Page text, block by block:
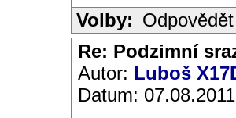
Volby:
Re: Podzimní
Autor: Luboš
Datum: